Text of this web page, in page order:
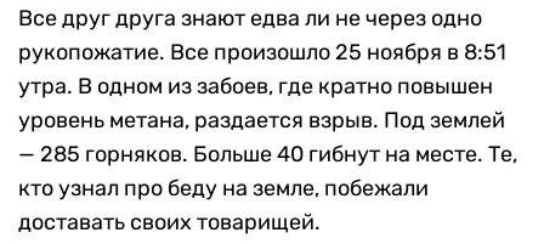
Все друг друга знают едва ли не через одно
рукопожатие. Все произошло 25 ноября в 8:51
утра. В одном из забоев, где кратно повышен
уровень метана, раздается взрыв. Под землей
— 285 горняков. Больше 40 гибнут на месте. Те,
кто узнал про беду на земле, побежали
доставать своих товарищей.